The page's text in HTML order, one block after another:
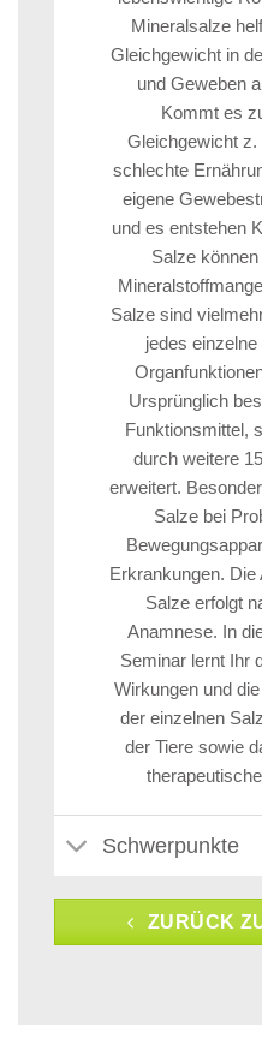
Mineralsalze
Gleichgewicht in
und Geweben
Kommt es
Gleichgewicht
schlechte
eigene
und es entstehen
Salze
Salze sind
jedes
Ursprünglich
Funktionsmittel,
durch weitere
erweitert.
Salze bei
Erkrankungen.
Salze erfolgt
Anamnese. In
Seminar lernt Ihr
Wirkungen und
der einzelnen
der Tiere sowie
Schwerpunkte
ZURÜCK